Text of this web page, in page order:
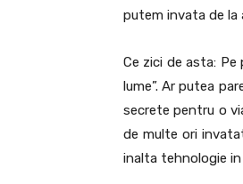
putem invata de
Ce zici de asta:
lume”. Ar putea
secrete pentru o
de multe ori
inalta tehnologie